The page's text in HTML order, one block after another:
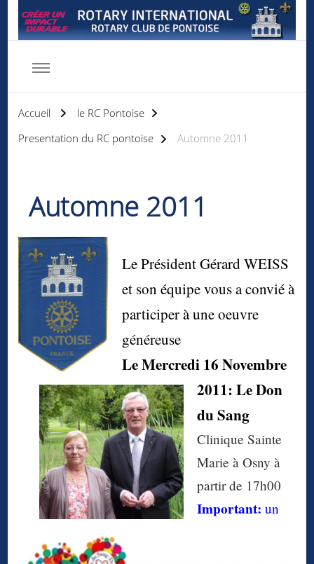
Accueil
le RC Pontoise
Presentation du RC pontoise
Automne 2011
Automne 2011
Le Président Gérard WEISS
et son équipe vous a convié à
participer à une oeuvre
généreuse
Le Mercredi 16 Novembre
2011:Le Don
du Sang
Clinique Sainte
Marie à Osny à
partir de 17h00
Important:un